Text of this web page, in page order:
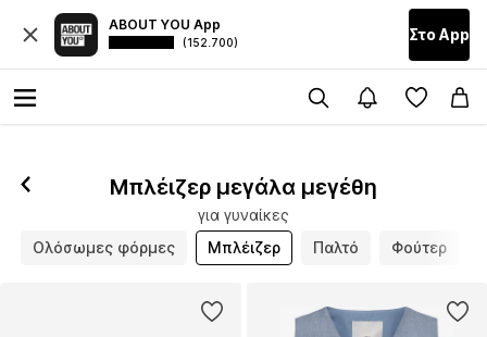
ABOUT YOU App
(152.700) Στο Αpp
Μπλέιζερ μεγάλα μεγέθη
για γυναίκες
Ολόσωμες φόρμες
Μπλέιζερ Παλτό Φούτερ